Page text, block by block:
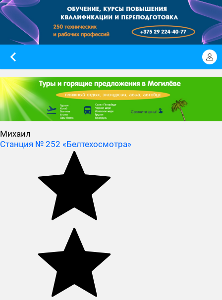
Михаил
Станция № 252 «Белтехосмотра»